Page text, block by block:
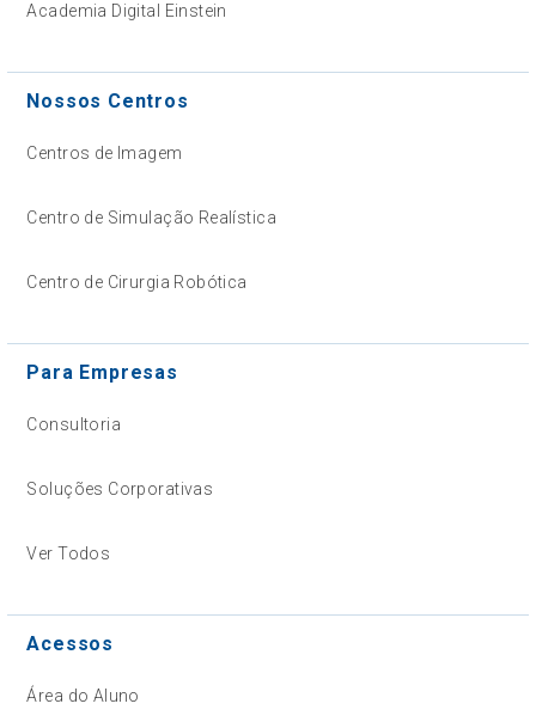
Academia Digital Einstein
Nossos Centros
Centros de Imagem
Centro de Simulação Realística
Centro de Cirurgia Robótica
Para Empresas
Consultoria
Soluções Corporativas
Ver Todos
Acessos
Área do Aluno